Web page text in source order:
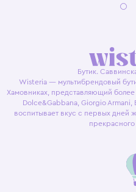
Бутик.
Wisteria — мультибрендовый
Хамовниках, представляющий
Dolce&Gabbana, Giorgio Armani,
воспитывает вкус с первых дней